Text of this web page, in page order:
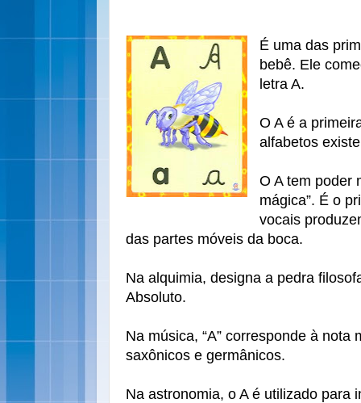
É uma das
bebê. Ele
letra A.
O A é a
alfabetos
O A tem poder
mágica”. É o
vocais
das partes móveis da boca.
Na alquimia, designa a pedra
Absoluto.
Na música, “A” corresponde à
saxônicos e germânicos.
Na astronomia, o A é utilizado para